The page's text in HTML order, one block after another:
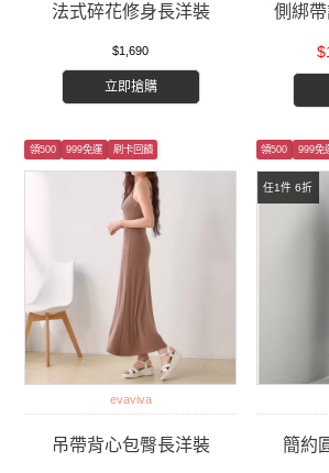
法式碎花修身長洋裝
$1,690
立即搶購
側綁
領500 999免運 刷卡回饋
evaviva
吊帶背心包臀長洋裝
任1件 6折
領500 999免
簡約